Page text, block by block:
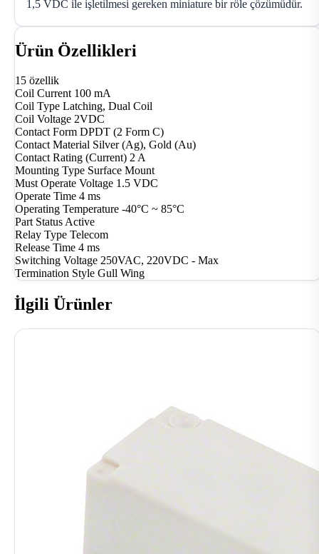
1,5 VDC ile işletilmesi gereken miniature bir röle çözümüdür.
Ürün Özellikleri
15 özellik
Coil Current 100 mA
Coil Type Latching, Dual Coil
Coil Voltage 2VDC
Contact Form DPDT (2 Form C)
Contact Material Silver (Ag), Gold (Au)
Contact Rating (Current) 2 A
Mounting Type Surface Mount
Must Operate Voltage 1.5 VDC
Operate Time 4 ms
Operating Temperature -40°C ~ 85°C
Part StatusActive
Relay Type Telecom
Release Time 4 ms
Switching Voltage 250VAC, 220VDC - Max
Termination Style Gull Wing
İlgili Ürünler